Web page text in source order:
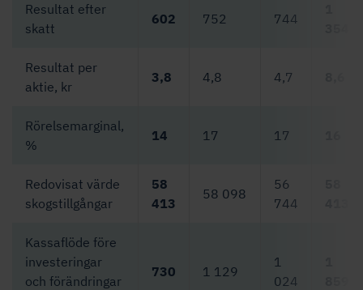
Resultat efter
skatt
602 752 744
Resultat per
aktie, kr
3,8 4,8 4,7
Rörelsemarginal,
%
14 17 17
Redovisat värde
skogstillgångar
58
413
58 098
56
744
Kassaflöde före
investeringar
och förändringar
730 1 129
1
024